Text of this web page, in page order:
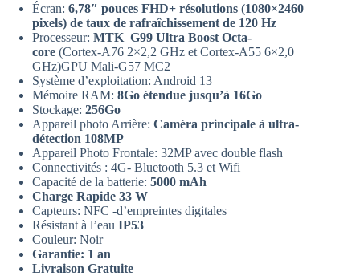
Écran: 6,78″ pouces FHD+ résolutions (1080×2460
pixels) de taux de rafraîchissement de 120 Hz
Processeur: MTK G99 Ultra Boost Octa-
core (Cortex-A76 2×2,2 GHz et Cortex-A55 6×2,0
GHz)GPU Mali-G57 MC2
Système d’exploitation: Android 13
Mémoire RAM: 8Go étendue jusqu’à 16Go
Stockage: 256Go
Appareil photo Arrière: Caméra principale à ultra-
détection 108MP
Appareil Photo Frontale: 32MP avec double flash
Connectivités : 4G- Bluetooth 5.3 et Wifi
Capacité de la batterie: 5000 mAh
Charge Rapide 33 W
Capteurs: NFC -d’empreintes digitales
Résistant à l’eau IP53
Couleur: Noir
Garantie: 1 an
Livraison Gratuite